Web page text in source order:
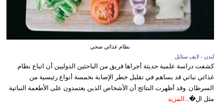
نظام غذائي صحي
لندن - لايف ستايل
كشفت دراسة علمية حديثة أجراها فريق من الباحثين الدوليين أن اتباع نظام
غذائي نباتي قد يساهم في تقليل خطر الإصابة بخمسة أنواع رئيسية من
السرطان. وقد أظهرت النتائج أن الأشخاص الذين يعتمدون على الأطعمة النباتية
مثل ال�...
المزيد